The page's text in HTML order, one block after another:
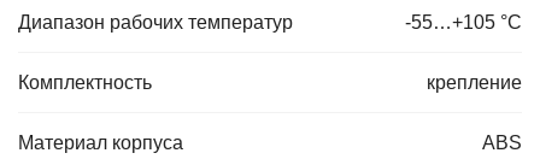
Диапазон рабочих температур -55…+105 °С
Комплектность крепление
Материал корпуса ABS